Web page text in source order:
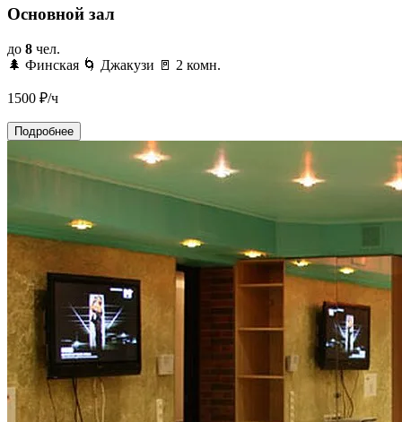
Основной зал
до 8 чел.
🌲 Финская 🌀 Джакузи 🚪 2 комн.
1500 ₽/ч
Подробнее